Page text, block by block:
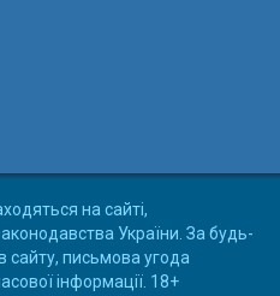
на сайті,
України. За будь-
сайту, письмова угода
інформації. 18+